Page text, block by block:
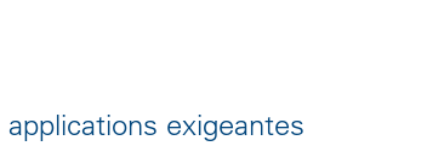
exigeantes